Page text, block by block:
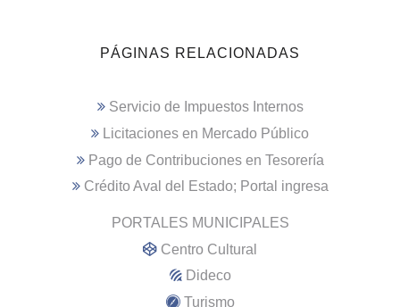
PÁGINAS RELACIONADAS
Servicio de Impuestos Internos
Licitaciones en Mercado Público
Pago de Contribuciones en Tesorería
Crédito Aval del Estado; Portal ingresa
PORTALES MUNICIPALES
Centro Cultural
Dideco
Turismo